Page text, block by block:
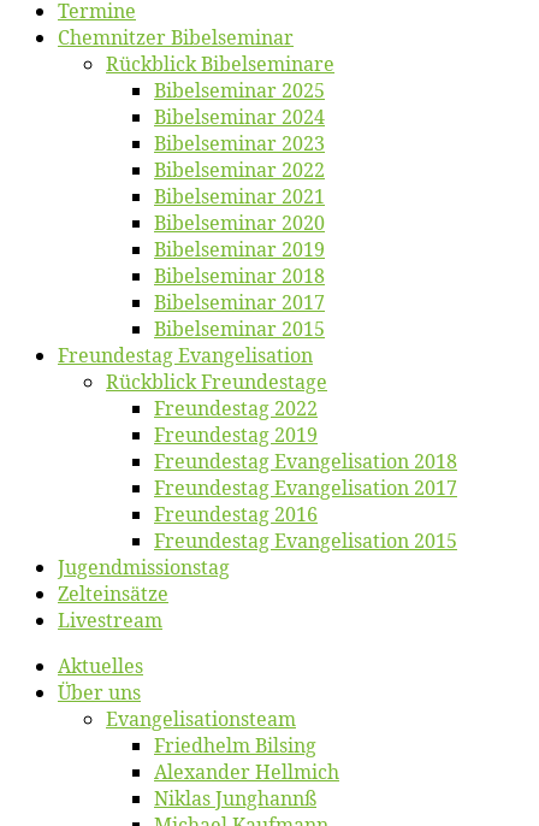
Ter­mi­ne
Chemnit­zer Bibelseminar
Rück­blick Bibelseminare
Bi­bel­se­mi­nar 2025
Bi­bel­se­mi­nar 2024
Bi­bel­se­mi­nar 2023
Bi­bel­se­mi­nar 2022
Bi­bel­se­mi­nar 2021
Bi­bel­se­mi­nar 2020
Bi­bel­se­mi­nar 2019
Bi­bel­se­mi­nar 2018
Bibelsemi­nar 2017
Bibelsemi­nar 2015
Freun­des­tag Evangelisation
Rück­blick Freundestage
Freun­des­tag 2022
Freun­des­tag 2019
Freun­des­tag Evan­ge­li­sa­ti­on 2018
Freun­des­tag Evan­ge­li­sa­ti­on 2017
Freun­des­tag 2016
Freun­des­tag Evan­ge­li­sa­ti­on 2015
Jugend­mis­sions­tag
Zelt­ein­sät­ze
Live­stream
Ak­tu­el­les
Über uns
Evangelisa­tions­team
Fried­helm Bilsing
Alex­an­der Hellmich
Ni­klas Junghannß